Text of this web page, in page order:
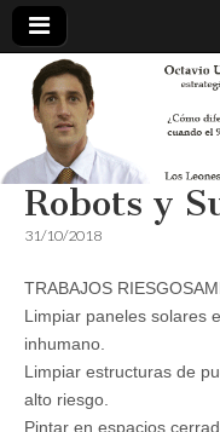
Robots y
31/10/2018
TRABAJOS
Limpiar paneles solares
inhumano.
Limpiar estructuras de
alto riesgo.
Pintar en espacios